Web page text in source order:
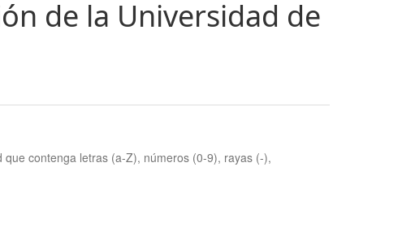
de la Universidad de
contenga letras (a-Z), números (0-9), rayas (-),